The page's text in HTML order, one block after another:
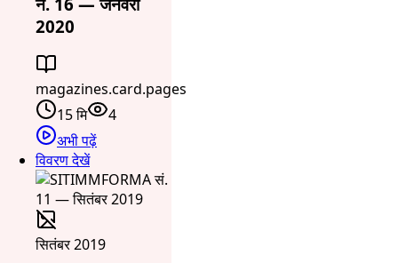
2020
magazines.card.pages
15 मि
4
अभी पढ़ें
विवरण देखें
सितंबर 2019